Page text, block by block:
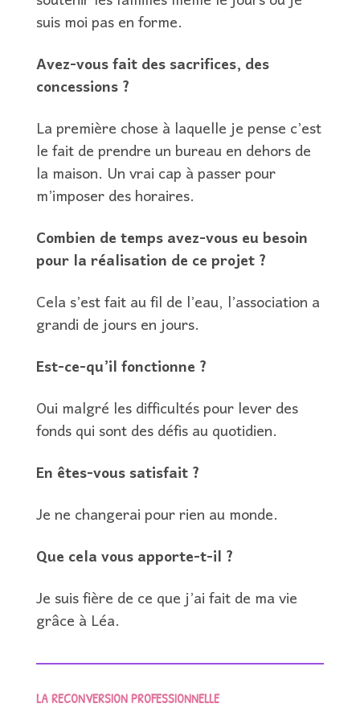
suis moi pas en forme.
Avez-vous fait des sacrifices, des
concessions ?
La première chose à laquelle je pense c’est
le fait de prendre un bureau en dehors de
la maison. Un vrai cap à passer pour
m’imposer des horaires.
Combien de temps avez-vous eu besoin
pour la réalisation de ce projet ?
Cela s’est fait au fil de l’eau, l’association a
grandi de jours en jours.
Est-ce-qu’il fonctionne ?
Oui malgré les difficultés pour lever des
fonds qui sont des défis au quotidien.
En êtes-vous satisfait ?
Je ne changerai pour rien au monde.
Que cela vous apporte-t-il ?
Je suis fière de ce que j’ai fait de ma vie
grâce à Léa.
LARECONVERSION PROFESSIONNELLE